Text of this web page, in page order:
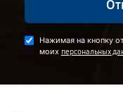
Нажимая на кнопку
моих персональных